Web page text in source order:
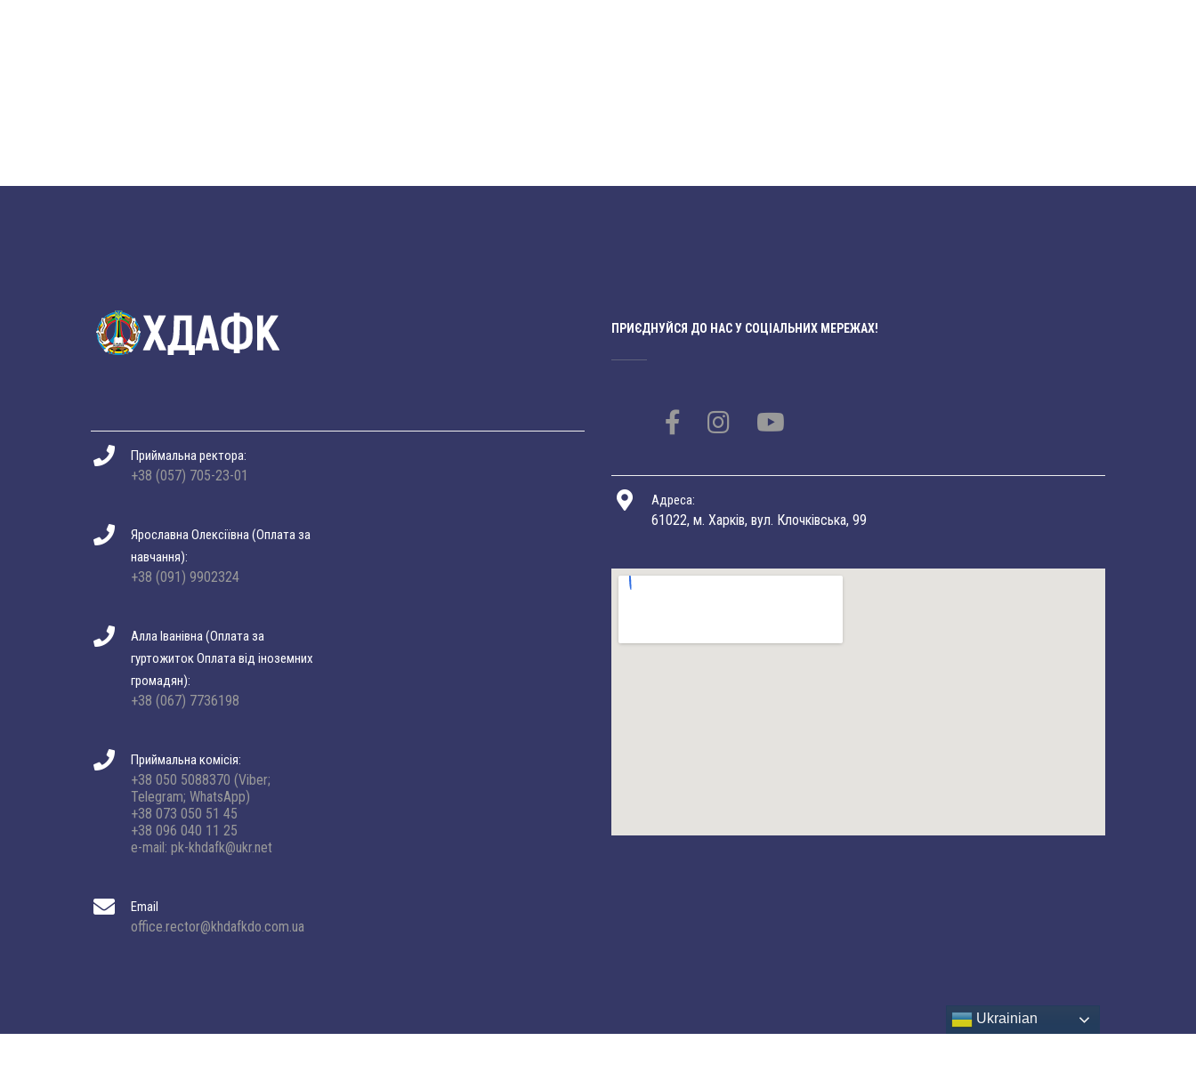
Приймальна ректора:
+38 (057) 705-23-01
Ярославна Олексіївна (Оплата за
навчання):
+38 (091) 9902324
Алла Іванівна (Оплата за
гуртожиток Оплата від іноземних
громадян):
+38 (067) 7736198
Приймальна комісія:
+38 050 5088370 (Viber;
Telegram; WhatsApp)
+38 073 050 51 45
+38 096 040 11 25
e-mail: pk-khdafk@ukr.net
Email
office.rector@khdafkdo.com.ua
ПРИЄДНУЙСЯ ДО НАС У СОЦІАЛЬНИХ МЕРЕЖАХ!
Адреса:
61022, м. Харків, вул. Клочківська, 99
Ukrainian